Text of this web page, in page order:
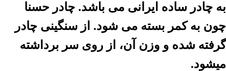
به چادر ساده ایرانی می باشد. چادر حسنا
چون به کمر بسته می شود. از سنگینی چادر
گرفته شده و وزن آن، از روی سر برداشته
میشود.